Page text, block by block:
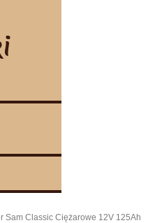
Sam Classic Ciężarowe 12V 125Ah